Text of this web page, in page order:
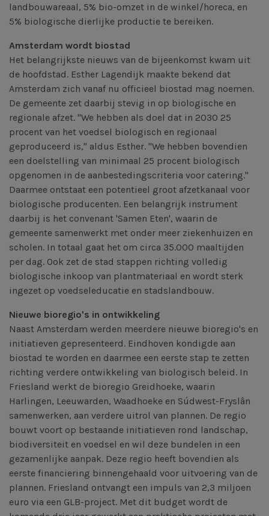
landbouwareaal, 5% bio-omzet in de winkel/horeca, en
5% biologische dierlijke productie te bereiken.
Amsterdam wordt biostad
Het belangrijkste nieuws van de bijeenkomst kwam uit
de hoofdstad. Esther Lagendijk maakte bekend dat
Amsterdam zich vanaf nu officieel biostad mag noemen.
De gemeente zet daarbij stevig in op biologische en
regionale afzet. "We hebben als doel dat in 2030 25
procent van het voedsel biologisch en regionaal
geproduceerd is," aldus Esther. "We hebben bovendien
een doelstelling van minimaal 25 procent biologisch
opgenomen in de aanbestedingscriteria voor catering."
Daarmee ontstaat een potentieel groot afzetkanaal voor
biologische producenten. Een belangrijk instrument
daarbij is het convenant 'Samen Eten', waarin de
gemeente samenwerkt met onder meer ziekenhuizen en
scholen. In totaal gaat het om circa 35.000 maaltijden
per dag. Ook zet de stad stappen richting volledig
biologische inkoop van plantmateriaal en wordt sterk
ingezet op voedseleducatie en stadslandbouw.
Nieuwe bioregio's in ontwikkeling
Naast Amsterdam werden meerdere nieuwe bioregio's en
initiatieven gepresenteerd. Eindhoven kondigde aan
biostad te worden en daarmee een eerste stap te zetten
richting verdere ontwikkeling van biologisch beleid. In
Friesland werkt de bioregio Greidhoeke, waarin
Harlingen, Leeuwarden, Waadhoeke en Súdwest-Fryslân
samenwerken, aan verdere uitrol van plannen. De regio
bouwt voort op bestaande initiatieven rond landschap,
biodiversiteit en voedsel en wil deze bundelen in een
gezamenlijke aanpak. Deze regio heeft bovendien als
eerste financiering binnengehaald voor uitvoering van de
plannen. Friesland ontvangt een impuls van 2,3 miljoen
euro via een GLB-project. Met dit budget wordt de